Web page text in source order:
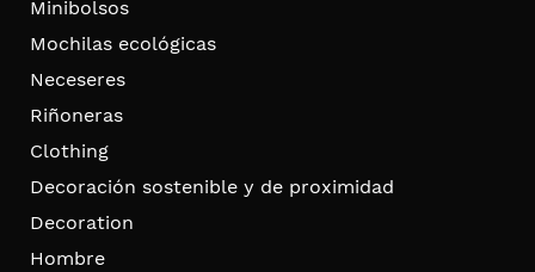
Minibolsos
Mochilas ecológicas
Neceseres
Riñoneras
Clothing
Decoración sostenible y de proximidad
Decoration
Hombre